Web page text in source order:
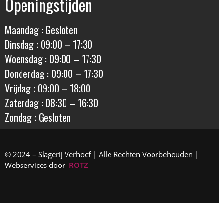
Maandag : Gesloten
Dinsdag : 09:00 – 17:30
Woensdag : 09:00 – 17:30
Donderdag : 09:00 – 17:30
Vrijdag : 09:00 – 18:00
Zaterdag : 08:30 – 16:30
Zondag : Gesloten
© 2024 – Slagerij Verhoef | Alle Rechten Voorbehouden |
Webservices door: ROTZ